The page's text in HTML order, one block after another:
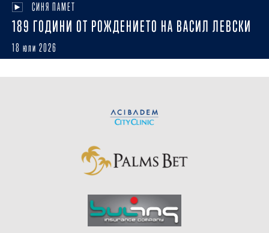
СИНЯ ПАМЕТ
189 ГОДИНИ ОТ РОЖДЕНИЕТО НА ВАСИЛ ЛЕВСКИ
18 юли 2026